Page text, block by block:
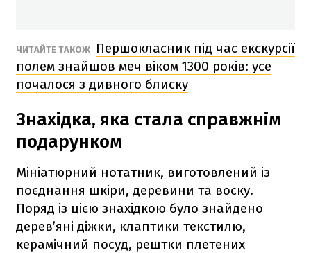
ЧИТАЙТЕ ТАКОЖ
Першокласник під час екскурсії
полем знайшов меч віком 1300 років: усе
почалося з дивного блиску
Знахідка, яка стала справжнім
подарунком
Мініатюрний нотатник, виготовлений із
поєднання шкіри, деревини та воску.
Поряд із цією знахідкою було знайдено
дерев’яні діжки, клаптики текстилю,
керамічний посуд, рештки плетених